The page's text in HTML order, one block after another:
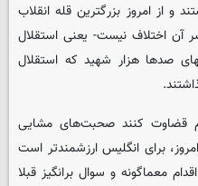
و از امروز بزرگترین قله انقلاب
اختلاف نیست- یعنی استقلال
صدها هزار شهید که استقلال
قضاوت کنند صحبت‌های مشایی
برای انگلیس ارزشمندتر است
معماگونه و سوال برانگیز قبلا